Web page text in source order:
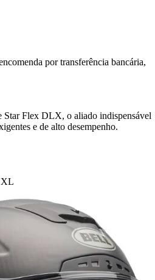
por transferência bancária,
Star Flex DLX, o aliado indispensável
e de alto desempenho.
XL